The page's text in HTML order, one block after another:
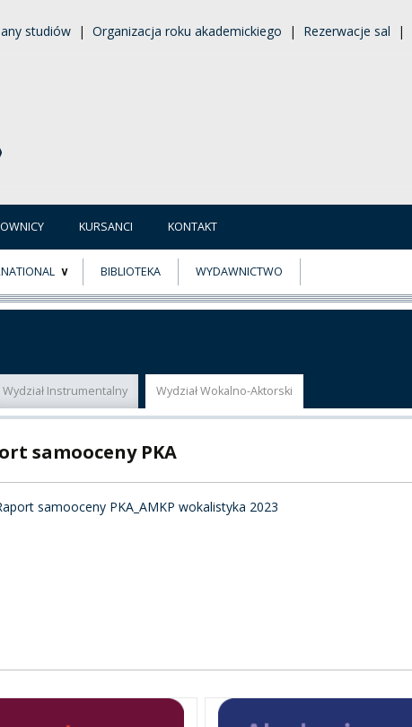
studiów | Organizacja roku akademickiego | Rezerwacje sal |
KURSANCI KONTAKT
BIBLIOTEKA WYDAWNICTWO
Wydział Instrumentalny Wydział Wokalno-Aktorski
samooceny PKA
samooceny PKA_AMKP wokalistyka 2023